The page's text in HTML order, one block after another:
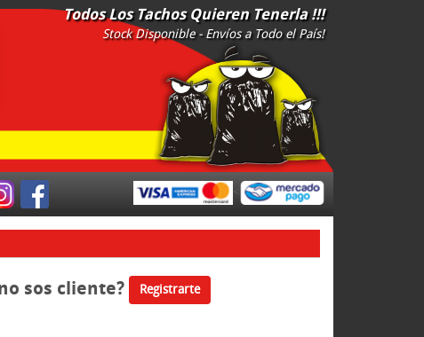
Todos Los Tachos Quieren Tenerla !!!
Stock Disponible - Envíos a Todo el País!
sos cliente? Registrarte